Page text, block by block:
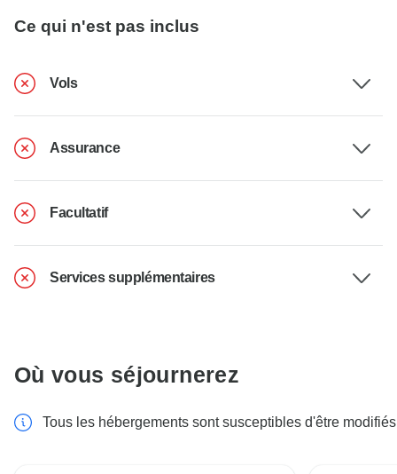
Ce qui n'est pas inclus
Vols
Assurance
Facultatif
Services supplémentaires
Où vous séjournerez
Tous les hébergements sont susceptibles d'être modifiés